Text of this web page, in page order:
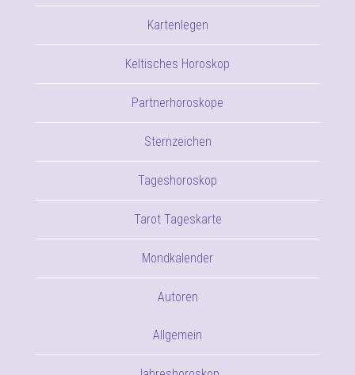
Kartenlegen
Keltisches Horoskop
Partnerhoroskope
Sternzeichen
Tageshoroskop
Tarot Tageskarte
Mondkalender
Autoren
Allgemein